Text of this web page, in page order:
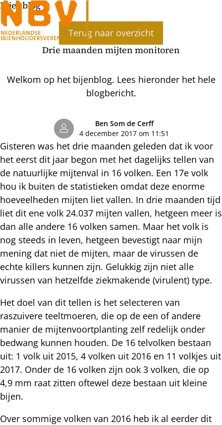
Bijenblog
Terug naar overzicht
Drie maanden mijten monitoren
Welkom op het bijenblog. Lees hieronder het hele
blogbericht.
Ben Som de Cerff
4 december 2017 om 11:51
Gisteren was het drie maanden geleden dat ik voor
het eerst dit jaar begon met het dagelijks tellen van
de natuurlijke mijtenval in 16 volken. Een 17e volk
hou ik buiten de statistieken omdat deze enorme
hoeveelheden mijten liet vallen. In drie maanden tijd
liet dit ene volk 24.037 mijten vallen, hetgeen meer is
dan alle andere 16 volken samen. Maar het volk is
nog steeds in leven, hetgeen bevestigt naar mijn
mening dat niet de mijten, maar de virussen de
echte killers kunnen zijn. Gelukkig zijn niet alle
virussen van hetzelfde ziekmakende (virulent) type.
Het doel van dit tellen is het selecteren van
raszuivere teeltmoeren, die op de een of andere
manier de mijtenvoortplanting zelf redelijk onder
bedwang kunnen houden. De 16 telvolken bestaan
uit: 1 volk uit 2015, 4 volken uit 2016 en 11 volkjes uit
2017. Onder de 16 volken zijn ook 3 volken, die op
4,9 mm raat zitten oftewel deze bestaan uit kleine
bijen.
Over sommige volken van 2016 heb ik al eerder dit